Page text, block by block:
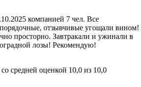
компанией 7 чел. Все
отзывчивые угощали вином!
просторно. Завтракали и ужинали в
лозы! Рекомендую!
средней оценкой 10,0 из 10,0